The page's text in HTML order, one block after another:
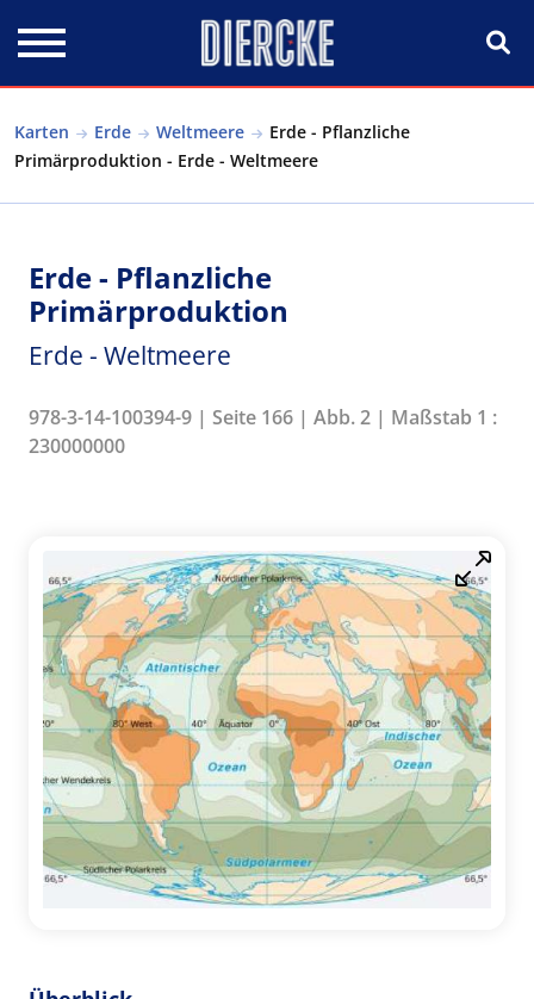
Karten Erde Weltmeere
Erde - Pflanzliche
Primärproduktion - Erde - Weltmeere
Erde - Pflanzliche
Primärproduktion
Erde - Weltmeere
978-3-14-100394-9 | Seite 166 | Abb. 2 | Maßstab 1 :
230000000